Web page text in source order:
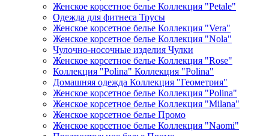
Женское корсетное белье Коллекция "Petale"
Одежда для фитнеса Трусы
Женское корсетное белье Коллекция "Vera"
Женское корсетное белье Коллекция "Nola"
Чулочно-носочные изделия Чулки
Женское корсетное белье Коллекция "Rose"
Коллекция "Polina" Коллекция "Polina"
Домашняя одежда Коллекция "Геометрия"
Женское корсетное белье Коллекция "Polina"
Женское корсетное белье Коллекция "Milana"
Женское корсетное белье Промо
Женское корсетное белье Коллекция "Naomi"